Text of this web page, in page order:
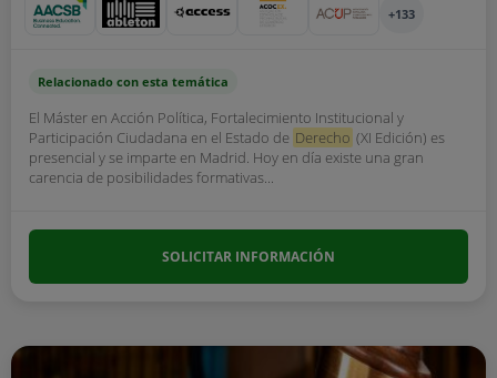
+133
Relacionado con esta temática
El Máster en Acción Política, Fortalecimiento Institucional y
Participación Ciudadana en el Estado de Derecho (XI Edición) es
presencial y se imparte en Madrid. Hoy en día existe una gran
carencia de posibilidades formativas...
SOLICITAR INFORMACIÓN